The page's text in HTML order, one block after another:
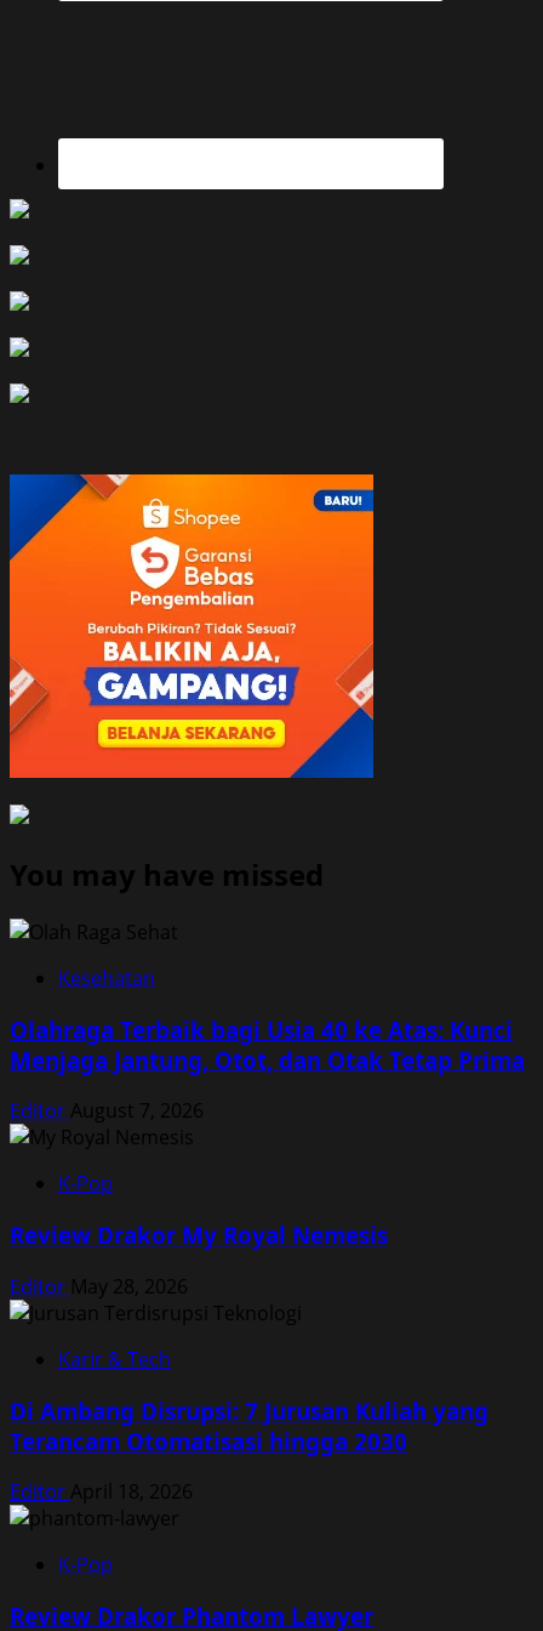
You may have missed
Kesehatan
Olahraga Terbaik bagi Usia 40 ke Atas: Kunci
Menjaga Jantung, Otot, dan Otak Tetap Prima
Editor August 7, 2026
K-Pop
Review Drakor My Royal Nemesis
Editor May 28, 2026
Karir & Tech
Di Ambang Disrupsi: 7 Jurusan Kuliah yang
Terancam Otomatisasi hingga 2030
Editor April 18, 2026
K-Pop
Review Drakor Phantom Lawyer